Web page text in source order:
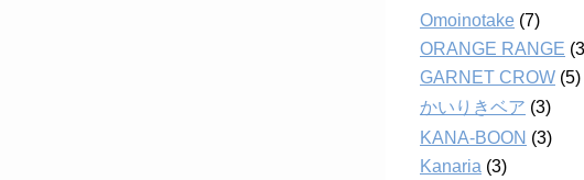
Omoinotake (7)
ORANGE RANGE
GARNET CROW (5)
かいりきベア (3)
KANA-BOON (3)
Kanaria (3)